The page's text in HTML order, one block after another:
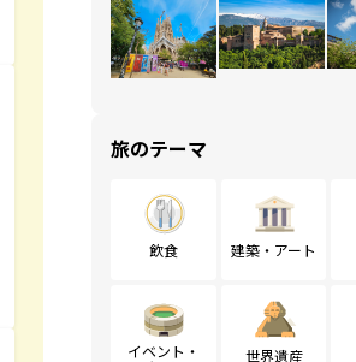
旅のテーマ
飲食 建築・アート
イベント・
世界遺産